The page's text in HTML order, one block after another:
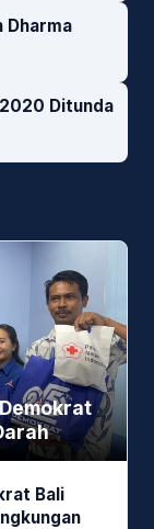
Dharma
Ditunda
Bali